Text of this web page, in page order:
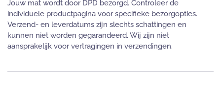
Jouw mat wordt door DPD bezorgd. Controleer de
individuele productpagina voor specifieke bezorgopties.
Verzend- en leverdatums zijn slechts schattingen en
kunnen niet worden gegarandeerd. Wij zijn niet
aansprakelijk voor vertragingen in verzendingen.